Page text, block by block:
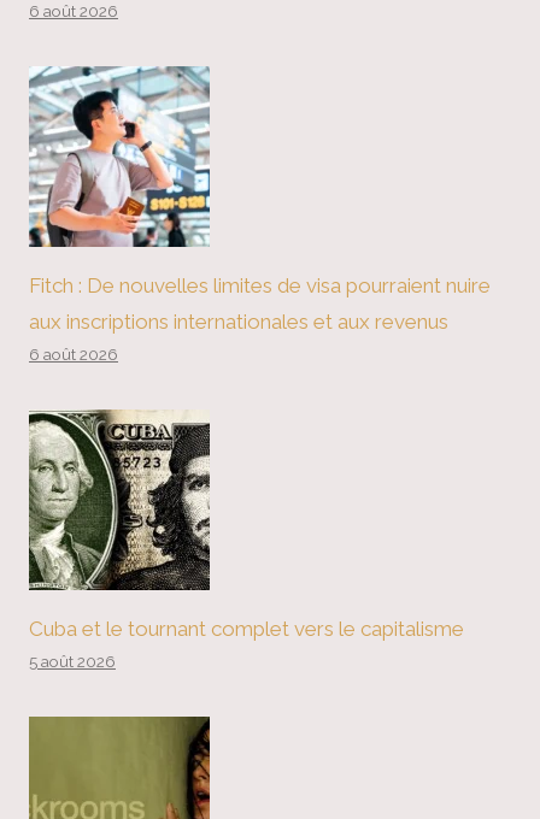
6 août 2026
Fitch : De nouvelles limites de visa pourraient nuire
aux inscriptions internationales et aux revenus
6 août 2026
Cuba et le tournant complet vers le capitalisme
5 août 2026